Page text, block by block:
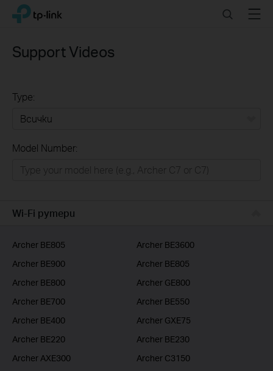
Click
navigation
TP-Link, Reliably Smart SearchMenu
Support Videos
Type:
Бизнес решения
Model Number:
Wi-Fi рутери
Archer BE805
Archer BE3600
Archer BE900
Archer BE805
Archer BE800
Archer GE800
Archer BE700
Archer BE550
Archer BE400
Archer GXE75
Archer BE220
Archer BE230
Archer AXE300
Archer C3150